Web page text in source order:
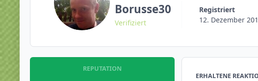
Borusse30
Verifiziert
Registriert
12. Dezember
REPUTATION
ERHALTENE